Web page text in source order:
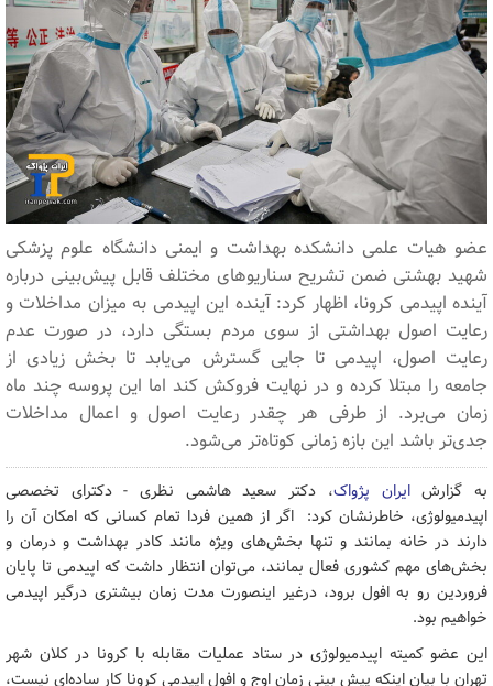
عضو هیات علمی دانشکده بهداشت و ایمنی دانشگاه علوم پزشکی
شهید بهشتی ضمن تشریح سناریوهای مختلف قابل پیش‌بینی درباره
آینده اپیدمی کرونا، اظهار کرد: آینده این اپیدمی به میزان مداخلات و
رعایت اصول بهداشتی از سوی مردم بستگی دارد، در صورت عدم
رعایت اصول، اپیدمی تا جایی گسترش می‌یابد تا بخش زیادی از
جامعه را مبتلا کرده و در نهایت فروکش کند اما این پروسه چند ماه
زمان می‌برد. از طرفی هر چقدر رعایت اصول و اعمال مداخلات
جدی‌تر باشد این بازه زمانی کوتاه‌تر می‌شود.
به گزارشایران پژواک، دکتر سعید هاشمی نظری - دکترای تخصصی
اپیدمیولوژی، خاطرنشان کرد: اگر از همین فردا تمام کسانی که امکان آن را
دارند در خانه بمانند و تنها بخش‌های ویژه مانند کادر بهداشت و درمان و
بخش‌های مهم کشوری فعال بمانند، می‌توان انتظار داشت که اپیدمی تا پایان
فروردین رو به افول برود، درغیر اینصورت مدت زمان بیشتری درگیر اپیدمی
خواهیم بود.
این عضو کمیته اپیدمیولوژی در ستاد عملیات مقابله با کرونا در کلان شهر
تهران با بیان اینکه پیش بینی زمان اوج و افول اپیدمی کرونا کار ساده‌ای نیست،